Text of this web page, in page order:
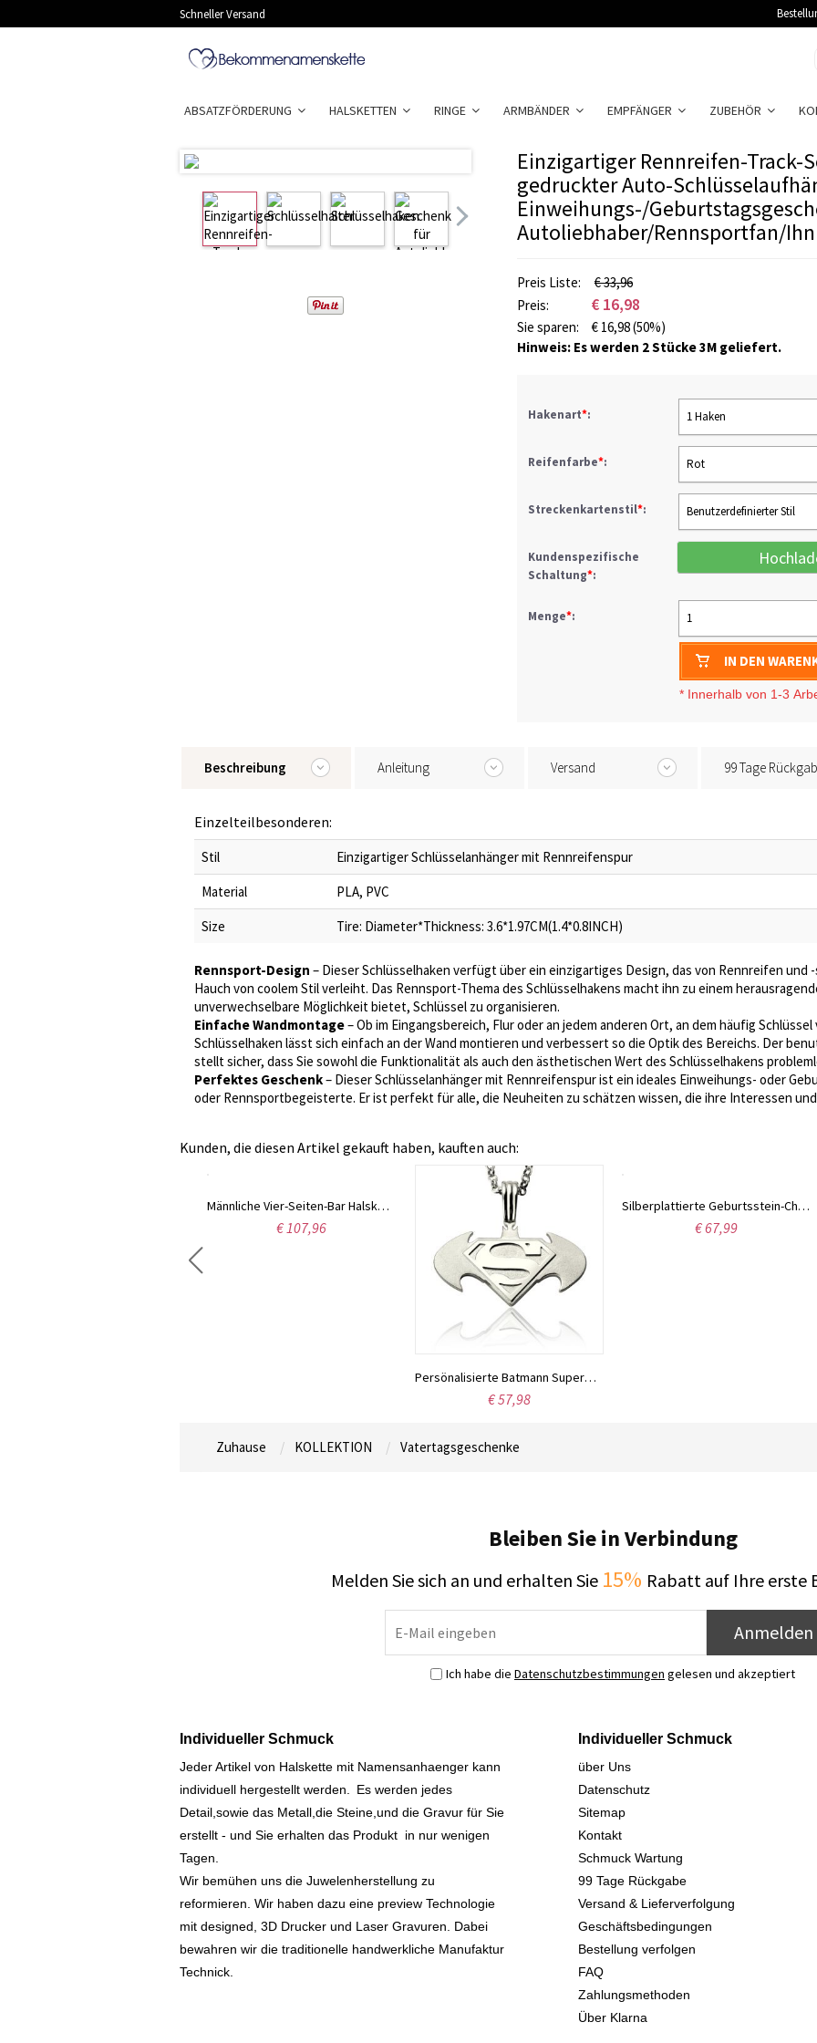
Schneller Versand
ABSATZFÖRDERUNG HALSKETTEN RINGE ARMBÄNDER EMPFÄNGER ZUBEHÖR
Einzigartiger Rennreifen-Track-
gedruckter Auto-
Einweihungs-/
Autoliebhaber/Rennsportfan/Ihn
Preis Liste:
€ 33,96
Preis:
€ 16,98
Sie sparen: € 16,98(50%)
Hinweis: Es werden 2 Stücke 3M geliefert.
Hakenart*: 1 Haken
Reifenfarbe*: Rot
Streckenkartenstil*: Benutzerdefinierter Stil
Kundenspezifische
Schaltung*:
Menge*: 1
IN DEN
* Innerhalb von 1-3
Beschreibung Anleitung Versand 99 Tage
Einzelteilbesonderen:
Stil
Einzigartiger Schlüsselanhänger mit Rennreifenspur
Material
PLA, PVC
Size
Tire: Diameter*Thickness: 3.6*1.97CM(1.4*0.8INCH)
Rennsport-Design – Dieser Schlüsselhaken verfügt über ein einzigartiges Design, das von Rennreifen
Hauch von coolem Stil verleiht. Das Rennsport-Thema des Schlüsselhakens macht ihn zu einem
unverwechselbare Möglichkeit bietet, Schlüssel zu organisieren.
Einfache Wandmontage– Ob im Eingangsbereich, Flur oder an jedem anderen Ort, an dem häufig
Schlüsselhaken lässt sich einfach an der Wand montieren und verbessert so die Optik des Bereichs. Der
stellt sicher, dass Sie sowohl die Funktionalität als auch den ästhetischen Wert des Schlüsselhakens
Perfektes Geschenk– Dieser Schlüsselanhänger mit Rennreifenspur ist ein ideales Einweihungs- oder
oder Rennsportbegeisterte. Er ist perfekt für alle, die Neuheiten zu schätzen wissen, die ihre Interessen
Kunden, die diesen Artikel gekauft haben, kauften auch:
Männliche Vier-Seiten-Bar Halskette In Sterling Silber
Persönalisierte Batmann Supermann- Halskette aus Sterlingsilber
Silberplattierte Geburtsstein-Charm-Ringe aus Platin
Zuhause KOLLEKTION Vatertagsgeschenke
Bleiben Sie in Verbindung
Melden Sie sich an und erhalten Sie 15% Rabatt auf Ihre erste
Anmelden
Ich habe die Datenschutzbestimmungen gelesen und akzeptiert
Individueller Schmuck
Jeder Artikel von Halskette mit Namensanhaenger kann
individuell hergestellt werden.
Es werden jedes
Detail,sowie das Metall,die Steine,und die Gravur für Sie
erstellt - und Sie erhalten das Produkt in nur wenigen
Tagen.
Wir bemühen uns die Juwelenherstellung zu
reformieren. Wir haben dazu eine preview Technologie
mit designed, 3D Drucker und Laser Gravuren. Dabei
bewahren wir die traditionelle handwerkliche Manufaktur
Technick.
Individueller Schmuck
über Uns
Datenschutz
Sitemap
Kontakt
Schmuck Wartung
99 Tage Rückgabe
Versand & Lieferverfolgung
Geschäftsbedingungen
Bestellung verfolgen
FAQ
Zahlungsmethoden
Über Klarna